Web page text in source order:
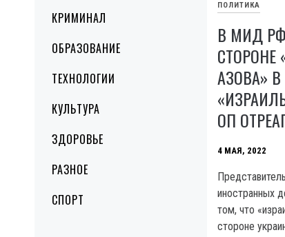
КРИМИНАЛ
ОБРАЗОВАНИЕ
ТЕХНОЛОГИИ
КУЛЬТУРА
ЗДОРОВЬЕ
РАЗНОЕ
СПОРТ
ПОЛИТИКА
В МИД
АЗОВА»
ОП
4 МАЯ, 2022
иностранных
том, что
стороне